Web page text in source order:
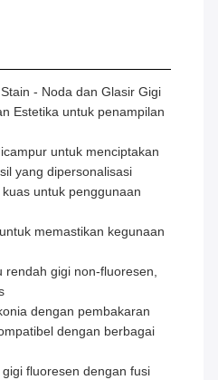
- Noda dan Glasir Gigi
Estetika untuk penampilan
untuk menciptakan
yang dipersonalisasi
untuk penggunaan
memastikan kegunaan
rendah gigi non-fluoresen,
dengan pembakaran
dengan berbagai
fluoresen dengan fusi